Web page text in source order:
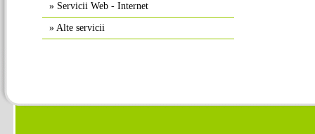
» Servicii Web - Internet
» Alte servicii